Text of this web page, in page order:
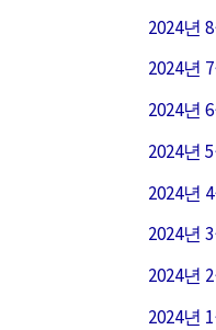
2024년
2024년
2024년
2024년
2024년
2024년
2024년
2024년